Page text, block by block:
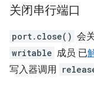
关闭串行端口
port.close() 会
writable 成员 已
写入器调用